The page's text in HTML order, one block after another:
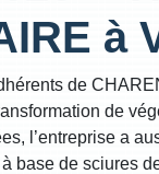
à
de
de
l’entreprise a
base de sciures